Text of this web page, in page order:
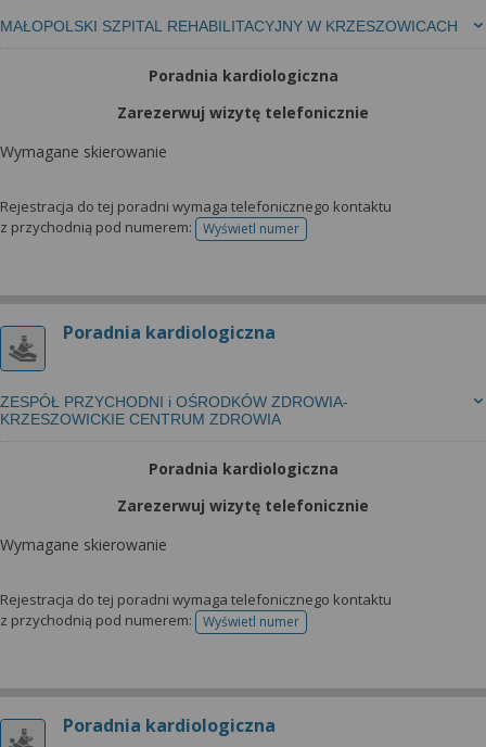
MAŁOPOLSKI SZPITAL REHABILITACYJNY W KRZESZOWICACH
Poradnia kardiologiczna
Zarezerwuj wizytę telefonicznie
Wymagane skierowanie
Rejestracja do tej poradni wymaga telefonicznego kontaktu
z przychodnią pod numerem:
Wyświetl numertelefonu do rejestracji
Poradnia kardiologiczna
ZESPÓŁ PRZYCHODNI i OŚRODKÓW ZDROWIA-
KRZESZOWICKIE CENTRUM ZDROWIA
Poradnia kardiologiczna
Zarezerwuj wizytę telefonicznie
Wymagane skierowanie
Rejestracja do tej poradni wymaga telefonicznego kontaktu
z przychodnią pod numerem:
Wyświetl numertelefonu do rejestracji
Poradnia kardiologiczna